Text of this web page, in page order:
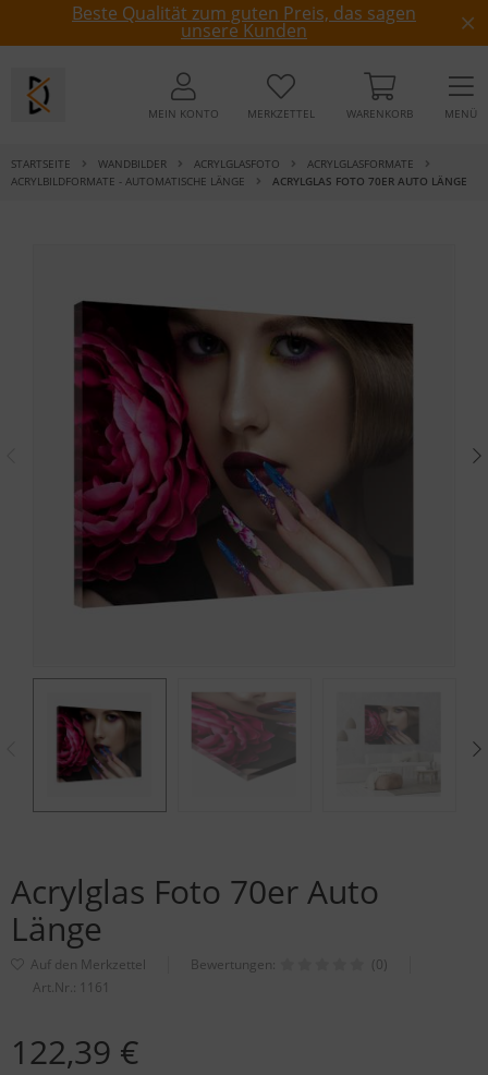
Beste Qualität zum guten Preis, das sagen
unsere Kunden
MEIN KONTO MERKZETTEL WARENKORB MENÜ
STARTSEITE WANDBILDER ACRYLGLASFOTO
ACRYLGLASFORMATE
ACRYLBILDFORMATE - AUTOMATISCHE LÄNGE
ACRYLGLAS FOTO 70ER AUTO LÄNGE
Acrylglas Foto 70er Auto
Länge
Bewertungen:
(0)
Art.Nr.: 1161
122,39 €